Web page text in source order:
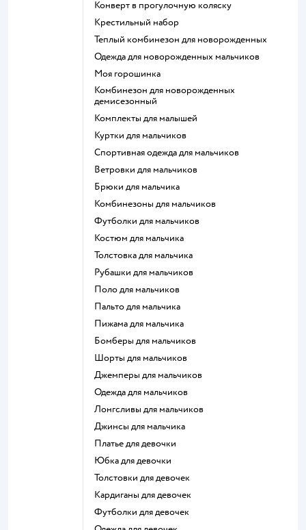
Конверт в прогулочную коляску
Крестильный набор
Теплый комбинезон для новорожденных
Одежда для новорожденных мальчиков
Моя горошинка
Комбинезон для новорожденных
демисезонный
Комплекты для малышей
Куртки для мальчиков
Спортивная одежда для мальчиков
Ветровки для мальчиков
Брюки для мальчика
Комбинезоны для мальчиков
Футболки для мальчиков
Костюм для мальчика
Толстовка для мальчика
Рубашки для мальчиков
Поло для мальчиков
Пальто для мальчика
Пижама для мальчика
Бомберы для мальчиков
Шорты для мальчиков
Джемперы для мальчиков
Одежда для мальчиков
Лонгсливы для мальчиков
Джинсы для мальчика
Платье для девочки
Юбка для девочки
Толстовки для девочек
Кардиганы для девочек
Футболки для девочек